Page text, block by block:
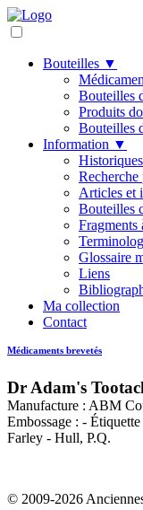
Bouteilles ▼
Bouteilles
Produits
Bouteilles
Information ▼
Articles et
Bouteilles
Fragments
Glossaire
Liens
Ma collection
Contact
Médicaments brevetés
Dr Adam's
Manufacture : ABM
Embossage : - Étiquette
Farley - Hull, P.Q.
© 2009-2026